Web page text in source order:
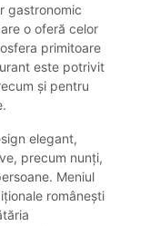
gastronomic
o oferă celor
primitoare
este potrivit
și pentru
elegant,
precum nunți,
Meniul
românești